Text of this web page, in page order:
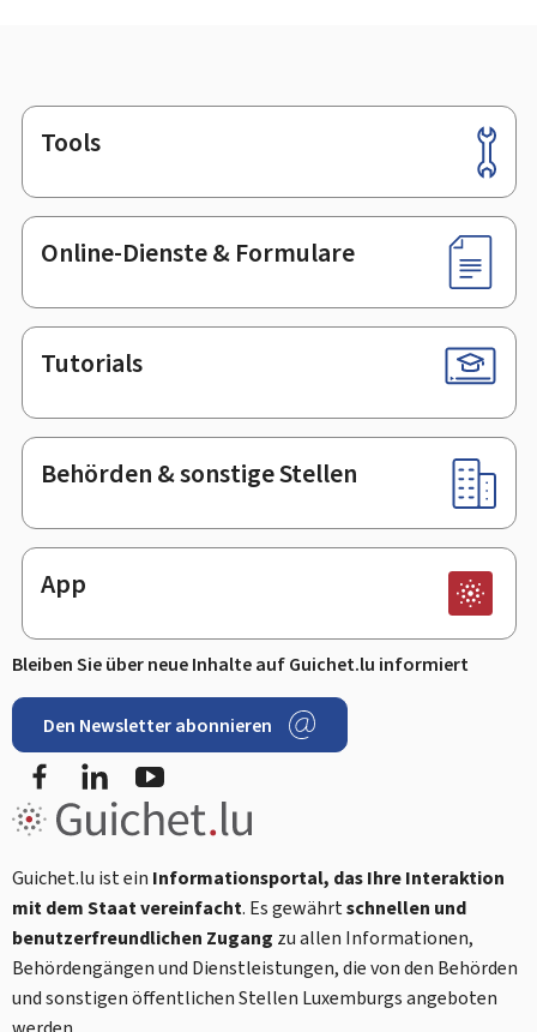
Footer
Tools
Online-Dienste & Formulare
Tutorials
Behörden & sonstige Stellen
App
Bleiben Sie über neue Inhalte auf Guichet.lu informiert
Den Newsletter abonnieren
FacebookLinkedIn
Guichet.lu ist ein Informationsportal, das Ihre Interaktion
mit dem Staat vereinfacht. Es gewährtschnellen und
benutzerfreundlichen Zugang zu allen Informationen,
Behördengängen und Dienstleistungen, die von den Behörden
und sonstigen öffentlichen Stellen Luxemburgs angeboten